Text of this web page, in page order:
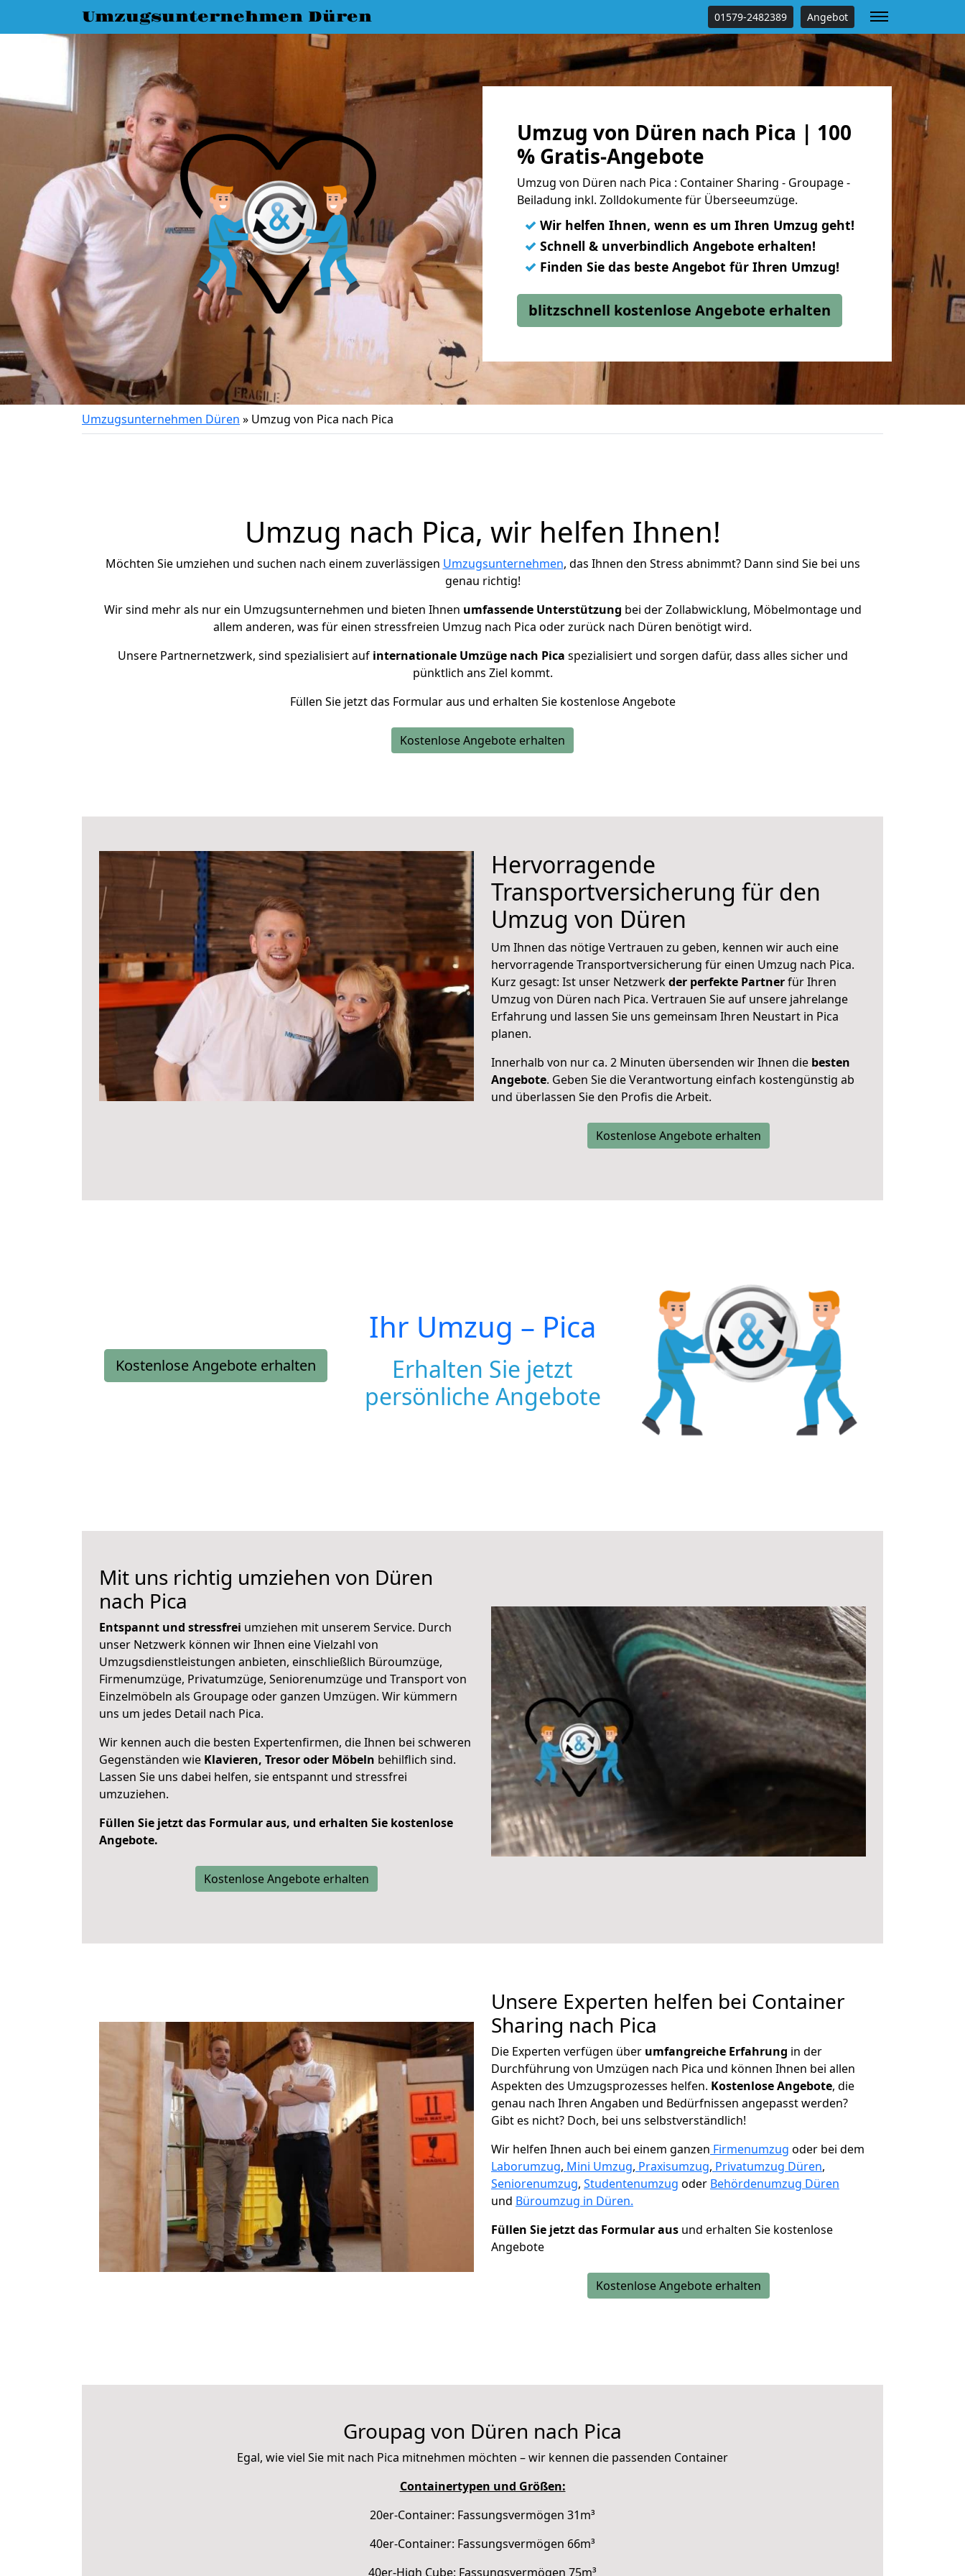
Umzugsunternehmen Düren 01579-2482389 Angebot
Umzug von Düren nach Pica | 100
% Gratis-Angebote
Umzug von Düren nach Pica : Container Sharing - Groupage -
Beiladung inkl. Zolldokumente für Überseeumzüge.
✓ Wir helfen Ihnen, wenn es um Ihren Umzug geht!
✓ Schnell & unverbindlich Angebote erhalten!
✓ Finden Sie das beste Angebot für Ihren Umzug!
blitzschnell kostenlose Angebote erhalten
Umzugsunternehmen Düren » Umzug von Pica nach Pica
Umzug nach Pica, wir helfen Ihnen!
Möchten Sie umziehen und suchen nach einem zuverlässigen Umzugsunternehmen, das Ihnen den Stress abnimmt? Dann sind Sie bei uns
genau richtig!
Wir sind mehr als nur ein Umzugsunternehmen und bieten Ihnen umfassende Unterstützung bei der Zollabwicklung, Möbelmontage und
allem anderen, was für einen stressfreien Umzug nach Pica oder zurück nach Düren benötigt wird.
Unsere Partnernetzwerk, sind spezialisiert auf internationale Umzüge nach Pica spezialisiert und sorgen dafür, dass alles sicher und
pünktlich ans Ziel kommt.
Füllen Sie jetzt das Formular aus und erhalten Sie kostenlose Angebote
Kostenlose Angebote erhalten
Hervorragende
Transportversicherung für den
Umzug von Düren
Um Ihnen das nötige Vertrauen zu geben, kennen wir auch eine
hervorragende Transportversicherung für einen Umzug nach Pica.
Kurz gesagt: Ist unser Netzwerkder perfekte Partnerfür Ihren
Umzug von Düren nach Pica. Vertrauen Sie auf unsere jahrelange
Erfahrung und lassen Sie uns gemeinsam Ihren Neustart in Pica
planen.
Innerhalb von nur ca. 2 Minuten übersenden wir Ihnen die besten
Angebote. Geben Sie die Verantwortung einfach kostengünstig ab
und überlassen Sie den Profis die Arbeit.
Kostenlose Angebote erhalten
Kostenlose Angebote erhalten
Ihr Umzug – Pica
Erhalten Sie jetzt
persönliche Angebote
Mit uns richtig umziehen von Düren
nach Pica
Entspannt und stressfrei umziehen mit unserem Service. Durch
unser Netzwerk können wir Ihnen eine Vielzahl von
Umzugsdienstleistungen anbieten, einschließlich Büroumzüge,
Firmenumzüge, Privatumzüge, Seniorenumzüge und Transport von
Einzelmöbeln als Groupage oder ganzen Umzügen. Wir kümmern
uns um jedes Detail nach Pica.
Wir kennen auch die besten Expertenfirmen, die Ihnen bei schweren
Gegenständen wie Klavieren, Tresor oder Möbeln behilflich sind.
Lassen Sie uns dabei helfen, sie entspannt und stressfrei
umzuziehen.
Füllen Sie jetzt das Formular aus, und erhalten Sie kostenlose
Angebote.
Kostenlose Angebote erhalten
Unsere Experten helfen bei Container
Sharing nach Pica
Die Experten verfügen über umfangreiche Erfahrung in der
Durchführung von Umzügen nach Pica und können Ihnen bei allen
Aspekten des Umzugsprozesses helfen. Kostenlose Angebote, die
genau nach Ihren Angaben und Bedürfnissen angepasst werden?
Gibt es nicht? Doch, bei uns selbstverständlich!
Wir helfen Ihnen auch bei einem ganzen Firmenumzug oder bei dem
Laborumzug, Mini Umzug, Praxisumzug, Privatumzug Düren,
Seniorenumzug, Studentenumzug oder Behördenumzug Düren
und Büroumzug in Düren.
Füllen Sie jetzt das Formular aus und erhalten Sie kostenlose
Angebote
Kostenlose Angebote erhalten
Groupag von Düren nach Pica
Egal, wie viel Sie mit nach Pica mitnehmen möchten – wir kennen die passenden Container
Containertypen und Größen:
20er-Container: Fassungsvermögen 31m³
40er-Container: Fassungsvermögen 66m³
40er-High Cube: Fassungsvermögen 75m³